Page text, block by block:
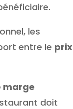
les
entre le prix
marge
doit